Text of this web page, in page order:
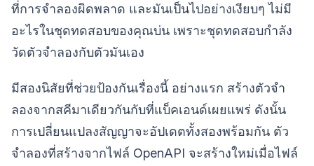
ที่การจำลองผิดพลาด และมันเป็นไปอย่างเงียบๆ ไม่มี
อะไรในชุดทดสอบของคุณบ่น เพราะชุดทดสอบกำลัง
วัดตัวจำลองกับตัวมันเอง
มีสองนิสัยที่ช่วยป้องกันเรื่องนี้ อย่างแรก สร้างตัวจำ
ลองจากสคีมาเดียวกันกับที่แบ็คเอนด์เผยแพร่ ดังนั้น
การเปลี่ยนแปลงสัญญาจะอัปเดตทั้งสองพร้อมกัน ตัว
จำลองที่สร้างจากไฟล์ OpenAPI จะสร้างใหม่เมื่อไฟล์